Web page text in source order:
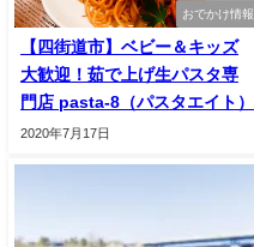
おでかけ情報
【四街道市】ベビー＆キッズ
大歓迎！茹で上げ生パスタ専
門店 pasta-8（パスタエイト）
2020年7月17日